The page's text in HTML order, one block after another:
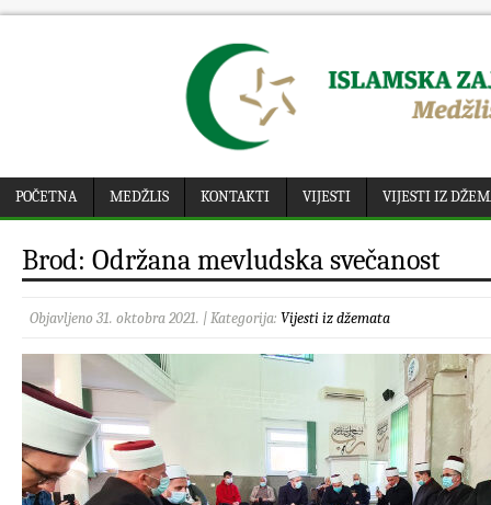
POČETNA MEDŽLIS KONTAKTI VIJESTI VIJESTI IZ
Brod: Održana mevludska svečanost
Objavljeno 31. oktobra 2021. | Kategorija: Vijesti iz džemata